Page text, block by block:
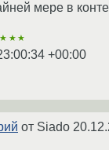
мере в
+00:00
от Siado